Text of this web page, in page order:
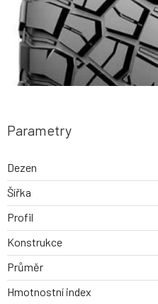
Parametry
Dezen
Šířka
Profil
Konstrukce
Průměr
Hmotnostní index